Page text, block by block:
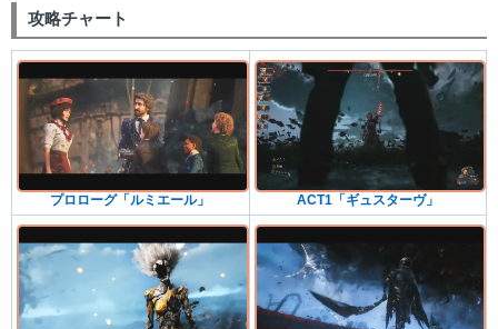
攻略チャート
プロローグ「ルミエール」 ACT1「ギュスターヴ」